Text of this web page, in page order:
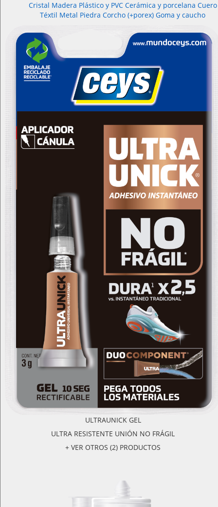
Cristal Madera Plástico y PVC Cerámica y porcelana Cuero
Téxtil Metal Piedra Corcho (+porex) Goma y caucho
ULTRAUNICK GEL
ULTRA RESISTENTE UNIÓN NO FRÁGIL
+ VER OTROS (2) PRODUCTOS